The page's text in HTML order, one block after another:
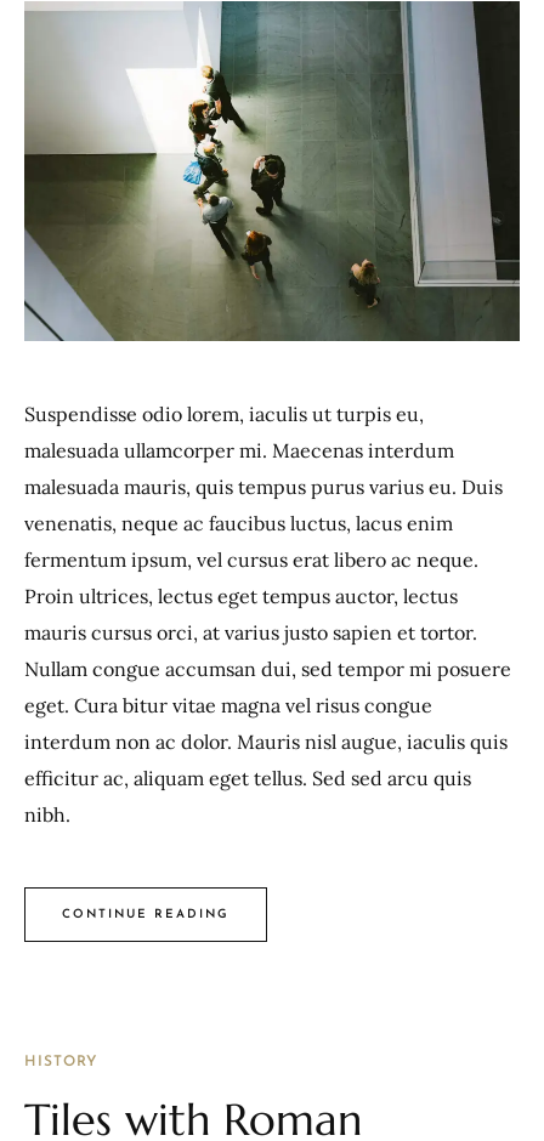
Suspendisse odio lorem, iaculis ut turpis eu,
malesuada ullamcorper mi. Maecenas interdum
malesuada mauris, quis tempus purus varius eu. Duis
venenatis, neque ac faucibus luctus, lacus enim
fermentum ipsum, vel cursus erat libero ac neque.
Proin ultrices, lectus eget tempus auctor, lectus
mauris cursus orci, at varius justo sapien et tortor.
Nullam congue accumsan dui, sed tempor mi posuere
eget. Cura bitur vitae magna vel risus congue
interdum non ac dolor. Mauris nisl augue, iaculis quis
efficitur ac, aliquam eget tellus. Sed sed arcu quis
nibh.
CONTINUE READING
HISTORY
Tiles with Roman